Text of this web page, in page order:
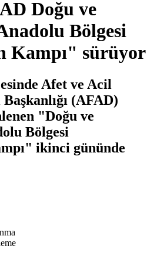
Doğu ve
Bölgesi
Kampı" sürüyor
Afet ve Acil
(AFAD)
"Doğu ve
Bölgesi
ikinci gününde